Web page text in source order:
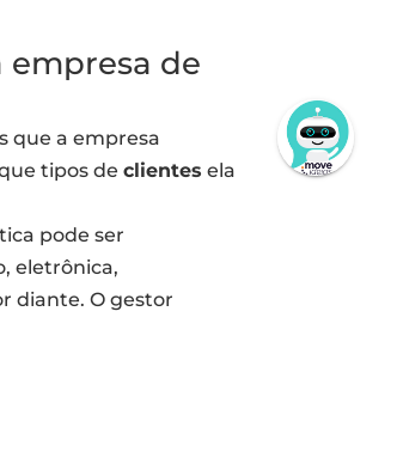
empresa de
que a empresa
tipos de clientes ela
pode ser
eletrônica,
diante. O gestor